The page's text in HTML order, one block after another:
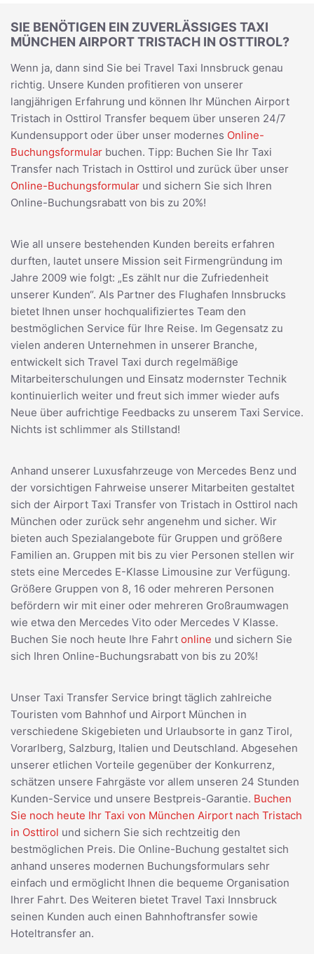
SIE BENÖTIGEN EIN ZUVERLÄSSIGES TAXI
MÜNCHEN AIRPORT TRISTACH IN OSTTIROL?
Wenn ja, dann sind Sie bei Travel Taxi Innsbruck genau
richtig. Unsere Kunden profitieren von unserer
langjährigen Erfahrung und können Ihr München Airport
Tristach in Osttirol Transfer bequem über unseren 24/7
Kundensupport oder über unser modernes Online-
Buchungsformular buchen. Tipp: Buchen Sie Ihr Taxi
Transfer nach Tristach in Osttirol und zurück über unser
Online-Buchungsformular und sichern Sie sich Ihren
Online-Buchungsrabatt von bis zu 20%!
Wie all unsere bestehenden Kunden bereits erfahren
durften, lautet unsere Mission seit Firmengründung im
Jahre 2009 wie folgt: „Es zählt nur die Zufriedenheit
unserer Kunden“. Als Partner des Flughafen Innsbrucks
bietet Ihnen unser hochqualifiziertes Team den
bestmöglichen Service für Ihre Reise. Im Gegensatz zu
vielen anderen Unternehmen in unserer Branche,
entwickelt sich Travel Taxi durch regelmäßige
Mitarbeiterschulungen und Einsatz modernster Technik
kontinuierlich weiter und freut sich immer wieder aufs
Neue über aufrichtige Feedbacks zu unserem Taxi Service.
Nichts ist schlimmer als Stillstand!
Anhand unserer Luxusfahrzeuge von Mercedes Benz und
der vorsichtigen Fahrweise unserer Mitarbeiten gestaltet
sich der Airport Taxi Transfer von Tristach in Osttirol nach
München oder zurück sehr angenehm und sicher. Wir
bieten auch Spezialangebote für Gruppen und größere
Familien an. Gruppen mit bis zu vier Personen stellen wir
stets eine Mercedes E-Klasse Limousine zur Verfügung.
Größere Gruppen von 8, 16 oder mehreren Personen
befördern wir mit einer oder mehreren Großraumwagen
wie etwa den Mercedes Vito oder Mercedes V Klasse.
Buchen Sie noch heute Ihre Fahrt online und sichern Sie
sich Ihren Online-Buchungsrabatt von bis zu 20%!
Unser Taxi Transfer Service bringt täglich zahlreiche
Touristen vom Bahnhof und Airport München in
verschiedene Skigebieten und Urlaubsorte in ganz Tirol,
Vorarlberg, Salzburg, Italien und Deutschland. Abgesehen
unserer etlichen Vorteile gegenüber der Konkurrenz,
schätzen unsere Fahrgäste vor allem unseren 24 Stunden
Kunden-Service und unsere Bestpreis-Garantie. Buchen
Sie noch heute Ihr Taxi von München Airport nach Tristach
in Osttirol und sichern Sie sich rechtzeitig den
bestmöglichen Preis. Die Online-Buchung gestaltet sich
anhand unseres modernen Buchungsformulars sehr
einfach und ermöglicht Ihnen die bequeme Organisation
Ihrer Fahrt. Des Weiteren bietet Travel Taxi Innsbruck
seinen Kunden auch einen Bahnhoftransfer sowie
Hoteltransfer an.